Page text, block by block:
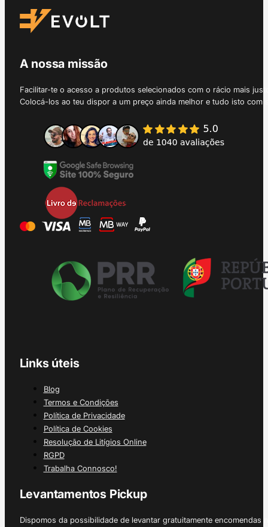
A nossa missão
Facilitar-te o acesso a produtos selecionados com o rácio mais
Colocá-los ao teu dispor a um preço ainda melhor e tudo isto
Links úteis
Blog
Termos e Condições
Política de Privacidade
Política de Cookies
Resolução de Litígios Online
RGPD
Trabalha Connosco!
Levantamentos Pickup
Dispomos da possibilidade de levantar gratuitamente